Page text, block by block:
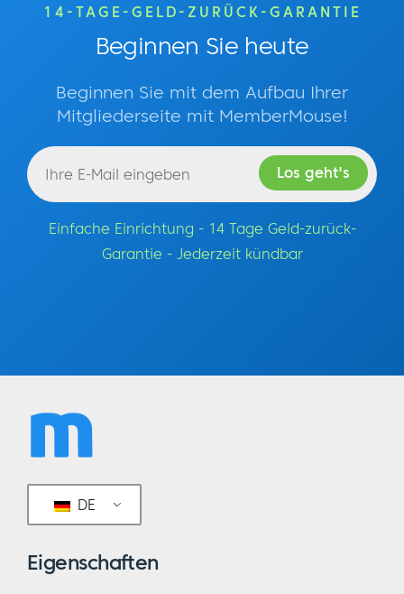
14-TAGE-GELD-ZURÜCK-GARANTIE
Beginnen Sie heute
Beginnen Sie mit dem Aufbau Ihrer
Mitgliederseite mit MemberMouse!
Einfache Einrichtung - 14 Tage Geld-zurück-
Garantie - Jederzeit kündbar
DE
Eigenschaften